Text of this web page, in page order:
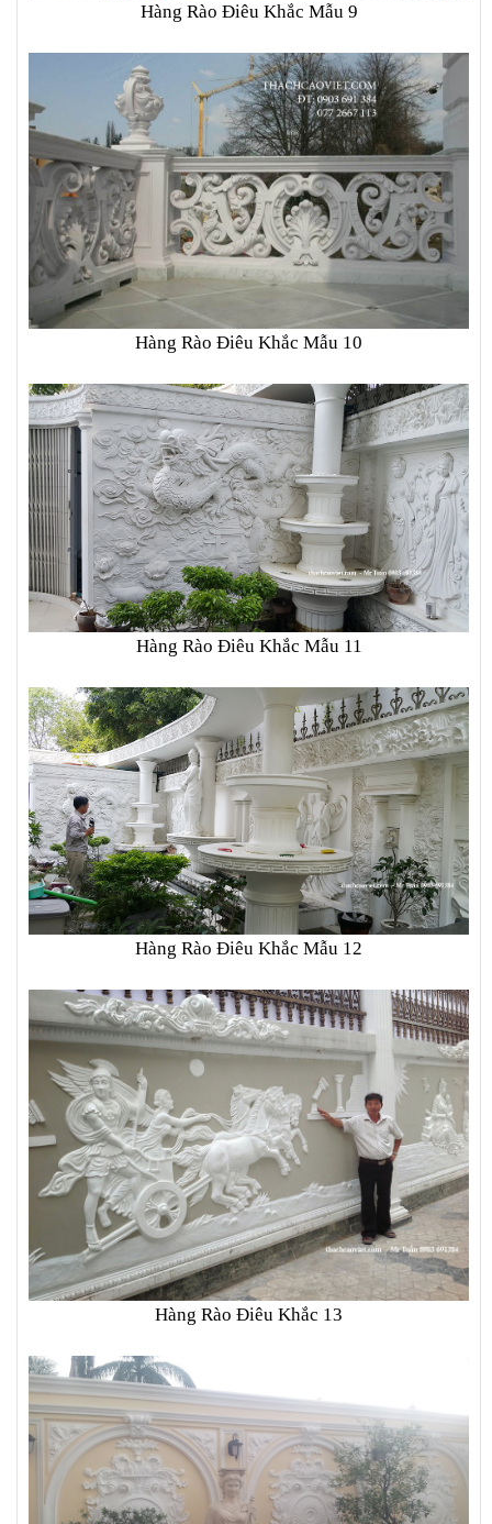
Hàng Rào Điêu Khắc Mẫu 9
Hàng Rào Điêu Khắc Mẫu 10
Hàng Rào Điêu Khắc Mẫu 11
Hàng Rào Điêu Khắc Mẫu 12
Hàng Rào Điêu Khắc 13